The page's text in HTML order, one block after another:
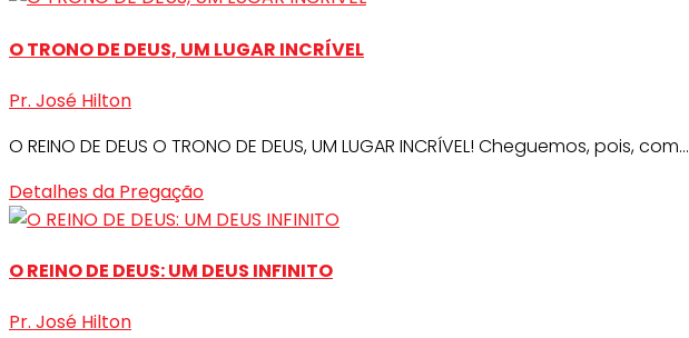
O TRONO DE DEUS, UM LUGAR INCRÍVEL
Pr. José Hilton
O REINO DE DEUS O TRONO DE DEUS, UM LUGAR INCRÍVEL! Cheguemos, pois, com...
Detalhes da Pregação
O REINO DE DEUS: UM DEUS INFINITO
Pr. José Hilton